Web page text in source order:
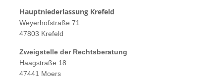
Hauptniederlassung Krefeld
Weyerhofstraße 71
47803 Krefeld
Zweigstelle der Rechtsberatung
Haagstraße 18
47441 Moers